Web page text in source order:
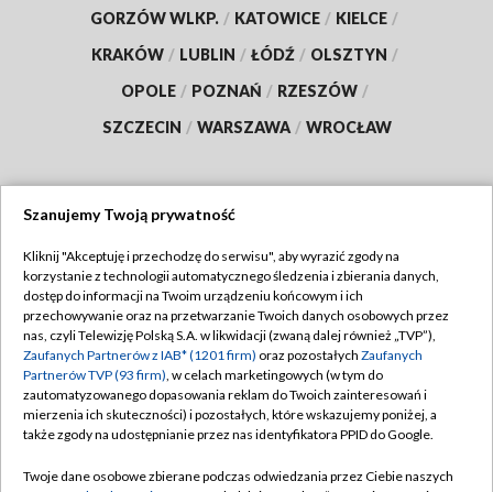
GORZÓW WLKP. / KATOWICE / KIELCE /
KRAKÓW / LUBLIN / ŁÓDŹ / OLSZTYN /
OPOLE / POZNAŃ / RZESZÓW /
SZCZECIN / WARSZAWA / WROCŁAW
TVP
Abonament TVP
Emisja w TVP
Centrum informacji TVP
Naziemna Telewizja Cyfrowa
Regulamin TVP
Polityka prywatności
Moje zgody
Pomoc
Szanujemy Twoją prywatność
Kliknij "Akceptuję i przechodzę do serwisu", aby wyrazić zgody na
korzystanie z technologii automatycznego śledzenia i zbierania danych,
dostęp do informacji na Twoim urządzeniu końcowym i ich
przechowywanie oraz na przetwarzanie Twoich danych osobowych przez
nas, czyli Telewizję Polską S.A. w likwidacji (zwaną dalej również „TVP”),
Zaufanych Partnerów z IAB* (1201 firm) oraz pozostałych Zaufanych
Partnerów TVP (93 firm), w celach marketingowych (w tym do
zautomatyzowanego dopasowania reklam do Twoich zainteresowań i
mierzenia ich skuteczności) i pozostałych, które wskazujemy poniżej, a
także zgody na udostępnianie przez nas identyfikatora PPID do Google.
Twoje dane osobowe zbierane podczas odwiedzania przez Ciebie naszych